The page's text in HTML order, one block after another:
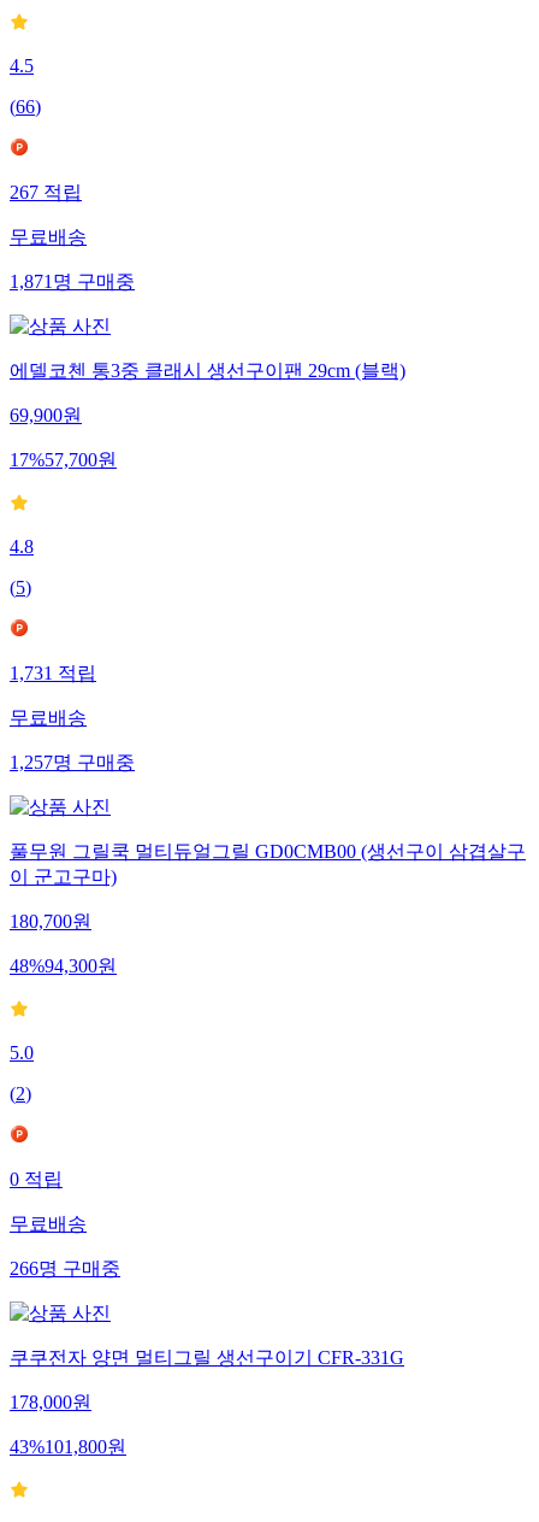
4.5
(66)
267 적립
무료배송
1,871 명 구매중
에델코첸 통3중 클래시 생선구이팬 29cm (블랙)
69,900원
17%57,700원
4.8
(5)
1,731 적립
무료배송
1,257명 구매중
풀무원 그릴쿡 멀티듀얼그릴 GD0CMB00 (생선구이 삼겹살구
이 군고구마)
180,700원
48%94,300원
5.0
(2)
0 적립
무료배송
266명 구매중
쿠쿠전자 양면 멀티그릴 생선구이기 CFR-331G
178,000원
43%101,800원